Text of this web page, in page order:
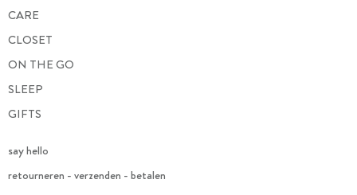
CARE
CLOSET
ON THE GO
SLEEP
GIFTS
say hello
retourneren - verzenden - betalen